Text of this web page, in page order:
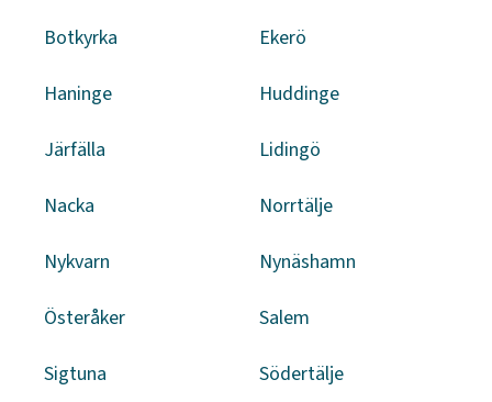
Botkyrka Ekerö
Haninge Huddinge
Järfälla Lidingö
Nacka Norrtälje
Nykvarn Nynäshamn
Österåker Salem
Sigtuna Södertälje